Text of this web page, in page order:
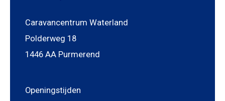
Caravancentrum Waterland
Polderweg 18
1446 AA Purmerend
Openingstijden